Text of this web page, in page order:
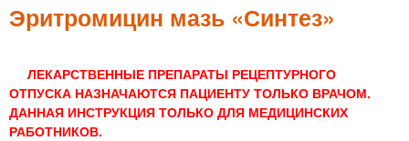
Эритромицин мазь «Синтез»
ЛЕКАРСТВЕННЫЕ ПРЕПАРАТЫ РЕЦЕПТУРНОГО
ОТПУСКА НАЗНАЧАЮТСЯ ПАЦИЕНТУ ТОЛЬКО ВРАЧОМ.
ДАННАЯ ИНСТРУКЦИЯ ТОЛЬКО ДЛЯ МЕДИЦИНСКИХ
РАБОТНИКОВ.